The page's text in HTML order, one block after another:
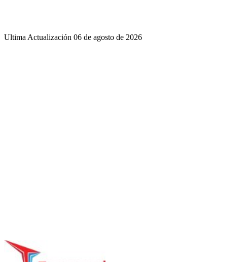
Ultima Actualización 06 de agosto de 2026